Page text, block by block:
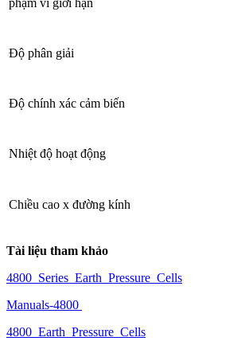
Độ phân giải
Độ chính xác cảm biến
Nhiệt độ hoạt động
Chiều cao x đường kính
Tài liệu tham khảo
4800_Series_Earth_Pressure_Cells
Manuals-4800
4800_Earth_Pressure_Cells